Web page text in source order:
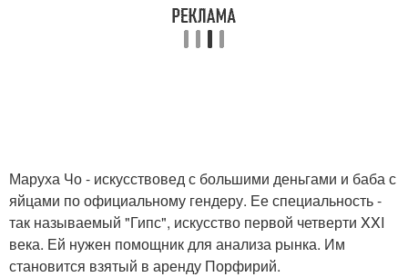
Маруха Чо - искусствовед с большими деньгами и баба с
яйцами по официальному гендеру. Ее специальность -
так называемый "Гипс", искусство первой четверти XXI
века. Ей нужен помощник для анализа рынка. Им
становится взятый в аренду Порфирий.